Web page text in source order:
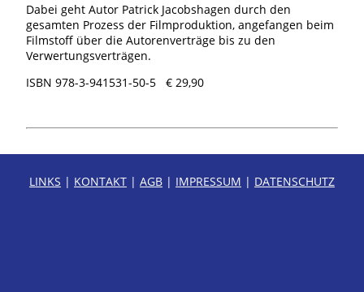
Dabei geht Autor Patrick Jacobshagen durch den
gesamten Prozess der Filmproduktion, angefangen beim
Filmstoff über die Autorenverträge bis zu den
Verwertungsverträgen.
ISBN 978-3-941531-50-5 € 29,90
LINKS | KONTAKT | AGB | IMPRESSUM | DATENSCHUTZ